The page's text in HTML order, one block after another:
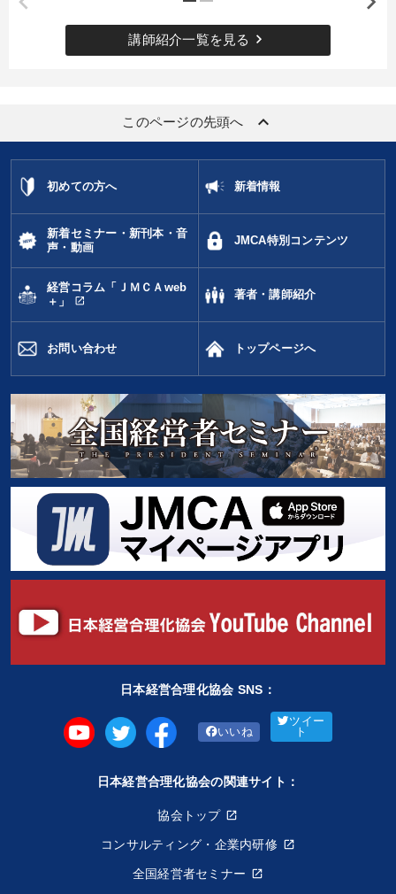
講師紹介一覧を見る keyboard_arrow_right
このページの先頭へ keyboard_arrow_up
初めての方へ 新着情報
新着セミナー・新刊本・音
声・動画
JMCA特別コンテンツ
経営コラム「ＪＭＣＡweb
＋」
open_in_new
著者・講師紹介
お問い合わせ トップページへ
日本経営合理化協会 SNS：
いいね
ツイー
ト
日本経営合理化協会の関連サイト：
協会トップ
コンサルティング・企業内研修
全国経営者セミナー